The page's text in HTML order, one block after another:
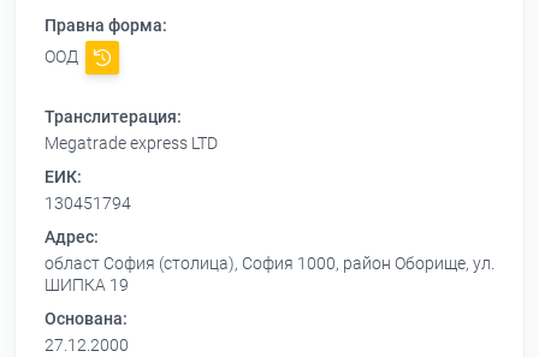
Правна форма:
ООД
Транслитерация:
Megatrade express LTD
ЕИК:
130451794
Адрес:
област София (столица), София 1000, район Оборище, ул.
ШИПКА 19
Основана:
27.12.2000